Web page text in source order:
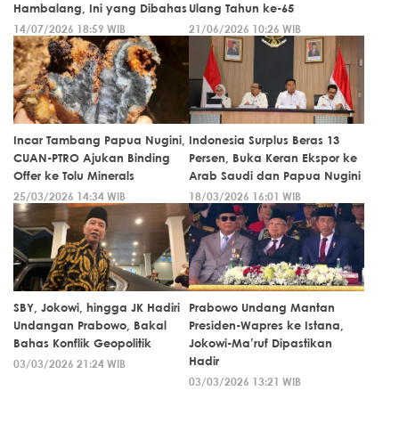
Hambalang, Ini yang Dibahas
14/07/2026 18:59 WIB
Ulang Tahun ke-65
21/06/2026 10:26 WIB
Incar Tambang Papua Nugini,
CUAN-PTRO Ajukan Binding
Offer ke Tolu Minerals
25/03/2026 14:34 WIB
Indonesia Surplus Beras 13
Persen, Buka Keran Ekspor ke
Arab Saudi dan Papua Nugini
18/03/2026 16:01 WIB
SBY, Jokowi, hingga JK Hadiri
Undangan Prabowo, Bakal
Bahas Konflik Geopolitik
03/03/2026 21:24 WIB
Prabowo Undang Mantan
Presiden-Wapres ke Istana,
Jokowi-Ma’ruf Dipastikan
Hadir
03/03/2026 13:21 WIB